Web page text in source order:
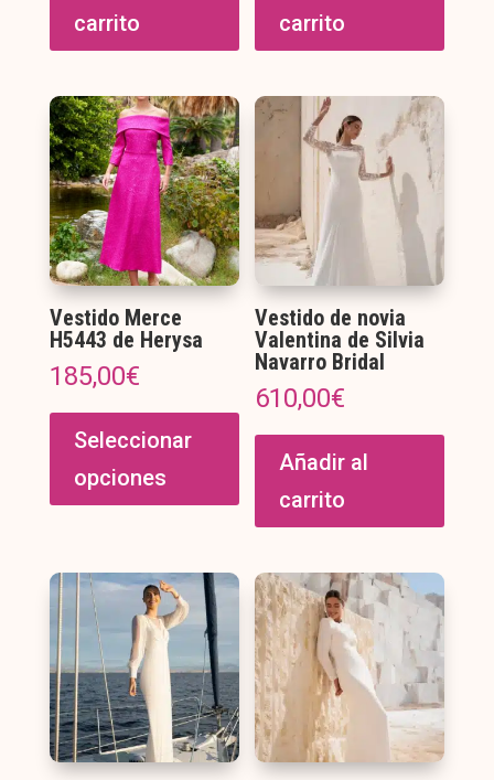
carrito
carrito
Vestido Merce
H5443 de Herysa
185,00€
Seleccionar
opciones
Este
producto
opciones
se
pueden
elegir
en
la
página
Vestido de novia
Valentina de Silvia
Navarro Bridal
610,00€
Añadir al
carrito